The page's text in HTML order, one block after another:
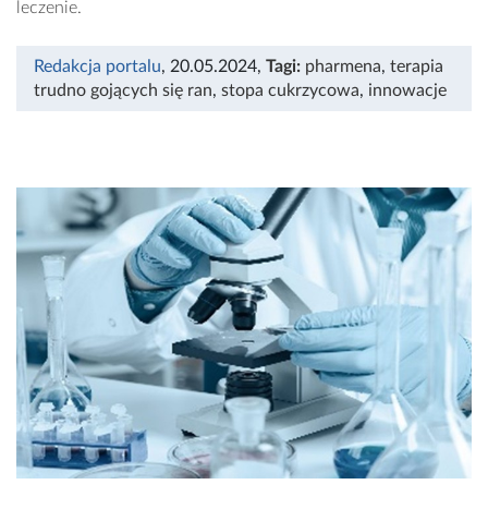
leczenie.
Redakcja portalu, 20.05.2024, Tagi: pharmena, terapia
trudno gojących się ran, stopa cukrzycowa, innowacje